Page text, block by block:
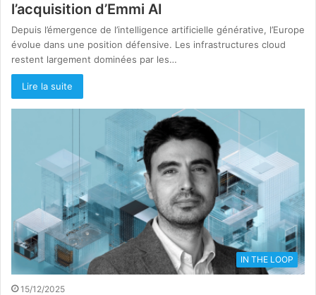
l’acquisition d’Emmi AI
Depuis l’émergence de l’intelligence artificielle générative, l’Europe
évolue dans une position défensive. Les infrastructures cloud
restent largement dominées par les…
Lire la suite
IN THE LOOP
15/12/2025